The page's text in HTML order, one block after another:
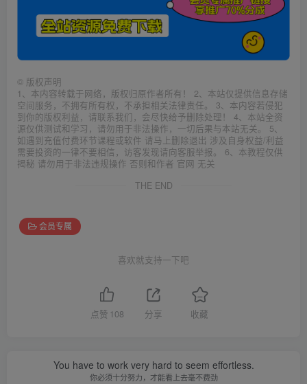
© 版权声明
1、本内容转载于网络，版权归原作者所有！ 2、本站仅提供信息存储
空间服务，不拥有所有权，不承担相关法律责任。 3、本内容若侵犯
到你的版权利益，请联系我们，会尽快给予删除处理！ 4、本站全资
源仅供测试和学习，请勿用于非法操作，一切后果与本站无关。 5、
如遇到充值付费环节课程或软件 请马上删除退出 涉及自身权益/利益
需要投资的一律不要相信，访客发现请向客服举报。 6、本教程仅供
揭秘 请勿用于非法违规操作 否则和作者 官网 无关
THE END
会员专属
喜欢就支持一下吧
点赞 108 分享 收藏
You have to work very hard to seem effortless.
你必须十分努力，才能看上去毫不费劲